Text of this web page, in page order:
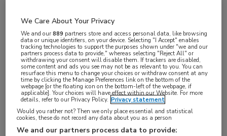
Ziltivekimab resulteerde in een aanzienlijke
afname van ontstekings- en trombosemarkers
die relevant zijn voor atherosclerose. Op basis
van deze gegevens, die gepubliceerd zijn in
Atherosclerose
Tags:
IL-6,trombose,ziltivekimab
We Care About Your Privacy
We and our889 partners store and access personal data, like browsing
data or unique identifiers, on your device. Selecting "I Accept" enables
tracking technologies to support the purposes shown under "we and our
partners process data to provide," whereas selecting "Reject All" or
withdrawing your consent will disable them. If trackers are disabled,
some content and ads you see may not be as relevant to you. You can
resurface this menu to change your choices or withdraw consent at any
time by clicking the Manage Preferences link on the bottom of the
webpage [or the floating icon on the bottom-left of the webpage, if
applicable]. Your choices will have effect within our Website. For more
details, refer to our Privacy Policy. Privacy statement
Would you rather not? Then we only place essential and statistical
cookies, these do not record any data about you as a person
We and our partners process data to provide: